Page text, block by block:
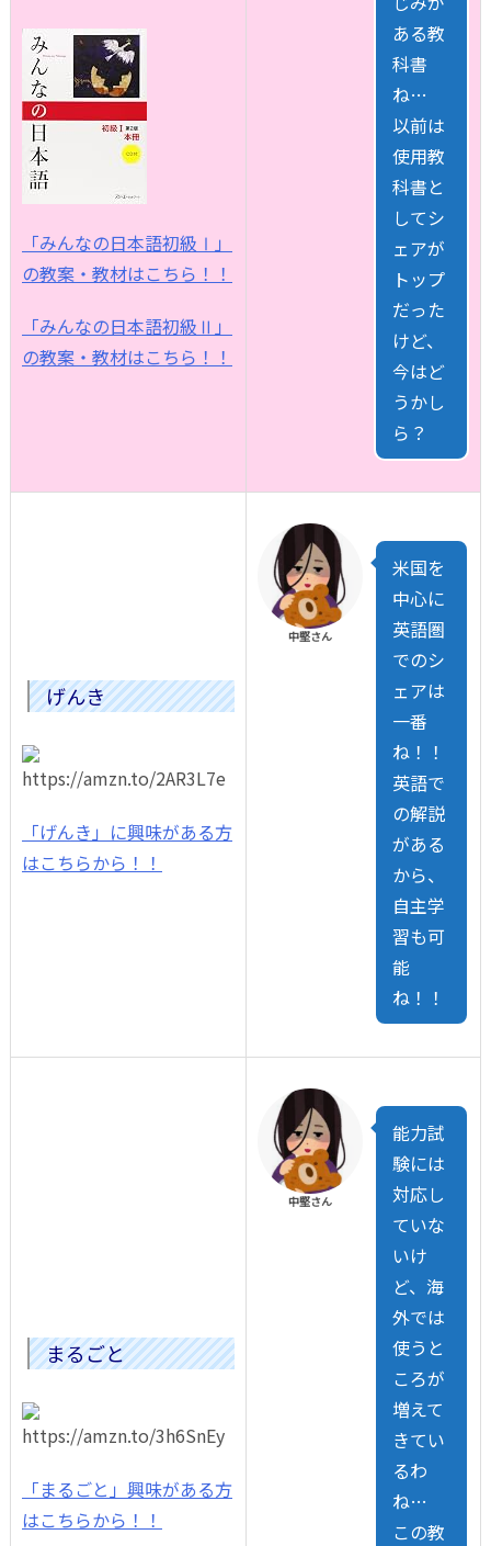
「みんなの日本語初級Ⅰ」
の教案・教材はこちら！！
「みんなの日本語初級Ⅱ」
の教案・教材はこちら！！
ある教
科書
ね…
以前は
使用教
科書と
してシ
ェアが
トップ
だった
けど、
今はど
うかし
ら？
げんき
「げんき」に興味がある方
はこちらから！！
中堅さん
米国を
中心に
英語圏
でのシ
ェアは
一番
ね！！
英語で
の解説
がある
から、
自主学
習も可
能
ね！！
まるごと
「まるごと」興味がある方
はこちらから！！
中堅さん
能力試
験には
対応し
ていな
いけ
ど、海
外では
使うと
ころが
増えて
きてい
るわ
ね…
この教